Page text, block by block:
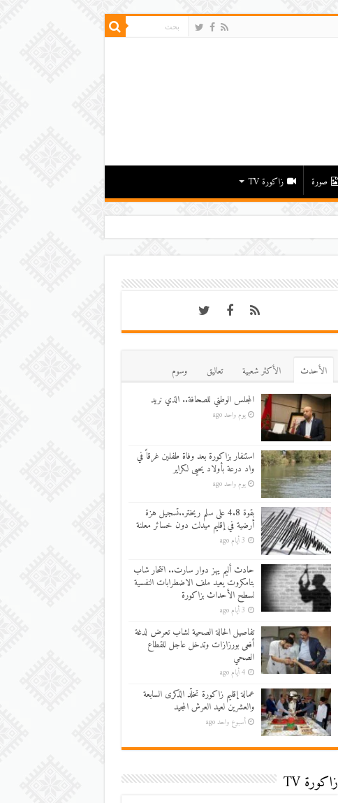
صورة زاكورة TV
اﻷحدث اﻷكثر شعبية تعاليق
وسوم
المجلس الوطني للصحافة.. الذي نريد
يوم واحد ago
استنفار بزاكورة بعد وفاة طفلين غرقاً في
واد درعة بأولاد يحيى لكراير
يوم واحد ago
بقوة 4.8 على سلم ريختر..تسجيل هزة
أرضية في إقليم ميدلت دون خسائر معلنة
3 أيام ago
حادث أليم يهز دوار سارت.. انتحار شاب
بتامكروت يعيد ملف الاضطرابات النفسية
لسطح الأحداث بزاكورة
3 أيام ago
تفاصيل الحالة الصحية لشاب تعرض لدغة
أفعى بورزازات وتدخل عاجل للقطاع
الصحي
4 أيام ago
عمالة إقليم زاكورة تخلّد الذكرى السابعة
والعشرين لعيد العرش المجيد
أسبوع واحد ago
زاكورة TV